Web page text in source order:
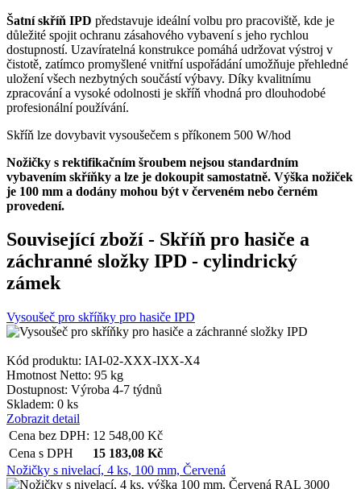
Šatní skříň IPD představuje ideální volbu pro pracoviště, kde je
důležité spojit ochranu zásahového vybavení s jeho rychlou
dostupností. Uzavíratelná konstrukce pomáhá udržovat výstroj v
čistotě, zatímco promyšlené vnitřní uspořádání umožňuje přehledné
uložení všech nezbytných součástí výbavy. Díky kvalitnímu
zpracování a vysoké odolnosti je skříň vhodná pro dlouhodobé
profesionální používání.
Skříň lze dovybavit vysoušečem s příkonem 500 W/hod
Nožičky s rektifikačním šroubem nejsou standardním
vybavením skříňky a lze je dokoupit samostatně. Výška nožiček
je 100 mm a dodány mohou být v červeném nebo černém
provedení.
Související zboží - Skříň pro hasiče a
záchranné složky IPD - cylindrický
zámek
Vysoušeč pro skříňky pro hasiče IPD
Kód produktu: IAI-02-XXX-IXX-X4
Hmotnost Netto: 95 kg
Dostupnost: Výroba 4-7 týdnů
Skladem: 0 ks
Zobrazit detail
Cena bez DPH: 12 548,00 Kč
Cena s DPH
15 183,08 Kč
Nožičky s nivelací, 4 ks, 100 mm, Červená